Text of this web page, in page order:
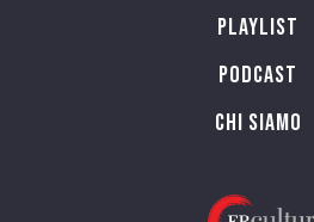
Playlist
PODCAST
Chi siamo